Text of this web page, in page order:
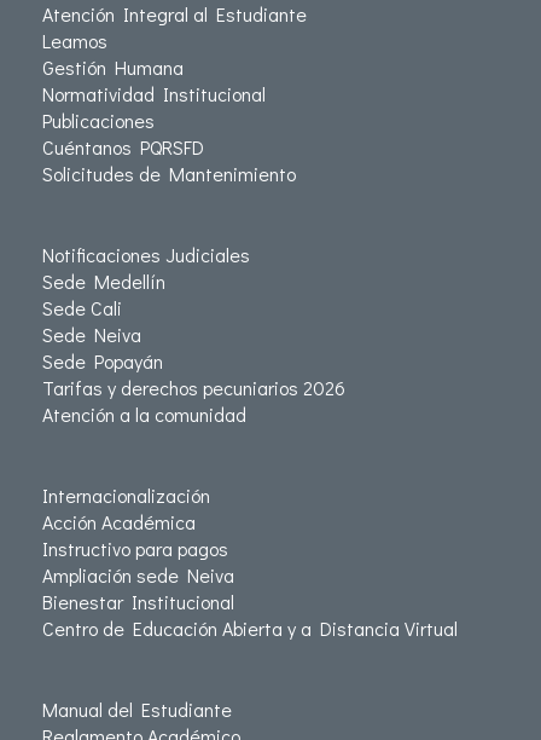
Atención Integral al Estudiante
Leamos
Gestión Humana
Normatividad Institucional
Publicaciones
Cuéntanos PQRSFD
Solicitudes de Mantenimiento
Notificaciones Judiciales
Sede Medellín
Sede Cali
Sede Neiva
Sede Popayán
Tarifas y derechos pecuniarios 2026
Atención a la comunidad
Internacionalización
Acción Académica
Instructivo para pagos
Ampliación sede Neiva
Bienestar Institucional
Centro de Educación Abierta y a Distancia Virtual
Manual del Estudiante